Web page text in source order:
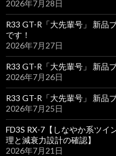
2026年7月28日
R33 GT-R「大先輩号」 新
です！
2026年7月27日
R33 GT-R「大先輩号」 新品
2026年7月26日
R33 GT-R「大先輩号」 新品
2026年7月25日
FD3S RX-7【しなやか系ツ
理と減衰力設計の確認】
2026年7月21日